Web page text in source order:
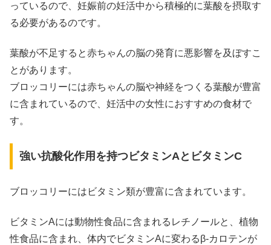
っているので、妊娠前の妊活中から積極的に葉酸を摂取す
る必要があるのです。
葉酸が不足すると赤ちゃんの脳の発育に悪影響を及ぼすこ
とがあります。
ブロッコリーには赤ちゃんの脳や神経をつくる葉酸が豊富
に含まれているので、妊活中の女性におすすめの食材で
す。
強い抗酸化作用を持つビタミンAとビタミンC
ブロッコリーにはビタミン類が豊富に含まれています。
ビタミンAには動物性食品に含まれるレチノールと、植物
性食品に含まれ、体内でビタミンAに変わるβ-カロテンが